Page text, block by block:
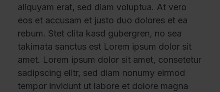
aliquyam erat, sed diam voluptua. At vero
eos et accusam et justo duo dolores et ea
rebum. Stet clita kasd gubergren, no sea
takimata sanctus est Lorem ipsum dolor sit
amet. Lorem ipsum dolor sit amet, consetetur
sadipscing elitr, sed diam nonumy eirmod
tempor invidunt ut labore et dolore magna